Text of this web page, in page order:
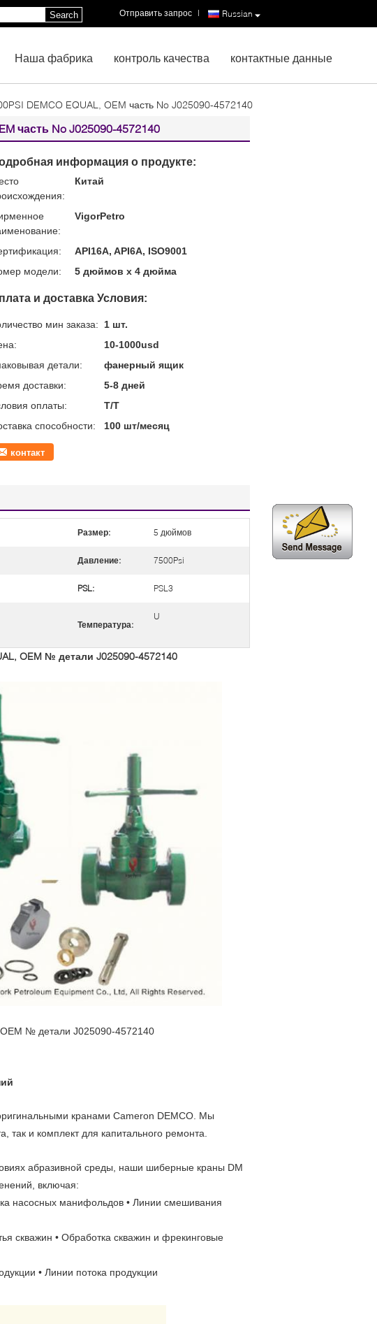
Russian
Отправить запрос |
Search
Наша фабрика контроль качества контактные данные
DEMCO EQUAL, OEM часть No J025090-4572140
часть No J025090-4572140
информация о продукте:
Китай
VigorPetro
API16A, API6A, ISO9001
модели:
5 дюймов х 4 дюйма
и доставка Условия:
мин заказа:
1 шт.
10-1000usd
детали:
фанерный ящик
доставки:
5-8 дней
оплаты:
Т/Т
способности:
100 шт/месяц
контакт
Размер: 5 дюймов
Давление: 7500Psi
PSL: PSL3
Температура:
U
OEM № детали J025090-4572140
№ детали J025090-4572140
кранами Cameron DEMCO. Мы
так и комплект для капитального ремонта.
абразивной среды, наши шиберные краны DM
включая:
насосных манифольдов • Линии смешивания
скважин • Обработка скважин и фрекинговые
• Линии потока продукции